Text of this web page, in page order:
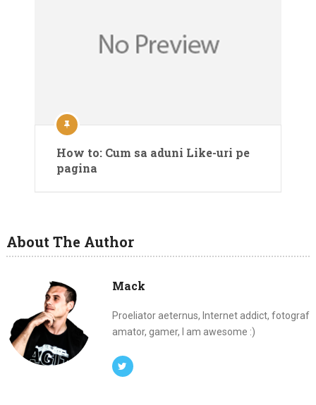
How to: Cum sa aduni Like-uri pe
pagina
About The Author
Mack
Proeliator aeternus, Internet addict, fotograf
amator, gamer, I am awesome :)